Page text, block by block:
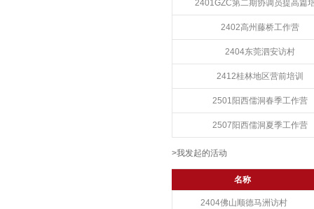
2401GZC第二期协调员提高篇
2402高州藤桥工作营
2404东莞泗安访村
2412桂林地区营前培训
2501阳西儒洞春季工作营
2507阳西儒洞夏季工作营
>我发起的活动
名称
2404佛山顺德马洲访村